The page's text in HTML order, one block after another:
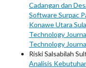
Cadangan dan
Software Surpac
Konawe Utara
Technology
Technology
Riski Salsabilah
Analisis